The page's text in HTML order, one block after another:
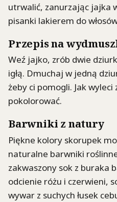
utrwalić, zanurzając jajka
pisanki lakierem do
Przepis na
Weź jajko, zrób dwie
igłą. Dmuchaj w jedną
żeby ci pomogli. Jak
pokolorować.
Barwniki z natury
Piękne kolory skorupek
naturalne barwniki
zakwaszony sok z buraka
odcienie różu i czerwieni,
wywar z suchych łusek